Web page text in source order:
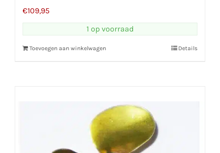
€109,95
1 op voorraad
Toevoegen aan winkelwagen Details